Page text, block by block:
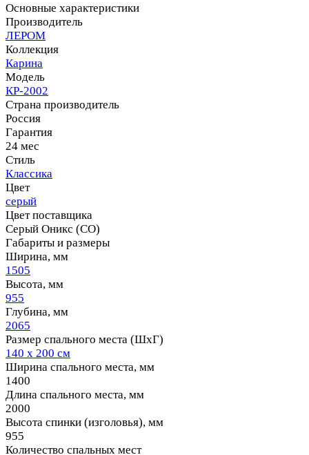
Основные характеристики
Производитель
ЛЕРОМ
Коллекция
Карина
Модель
КР-2002
Страна производитель
Россия
Гарантия
24 мес
Стиль
Классика
Цвет
серый
Цвет поставщика
Серый Оникс (СО)
Габариты и размеры
Ширина, мм
1505
Высота, мм
955
Глубина, мм
2065
Размер спального места (ШхГ)
140 х 200 см
Ширина спального места, мм
1400
Длина спального места, мм
2000
Высота спинки (изголовья), мм
955
Количество спальных мест